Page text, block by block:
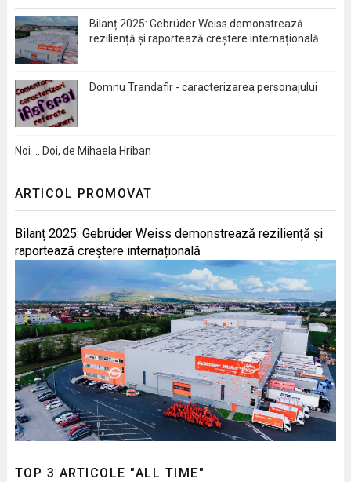
Bilanț 2025: Gebrüder Weiss demonstrează
reziliență și raportează creștere internațională
Domnu Trandafir - caracterizarea personajului
Noi … Doi, de Mihaela Hriban
ARTICOL PROMOVAT
Bilanț 2025: Gebrüder Weiss demonstrează reziliență și
raportează creștere internațională
TOP 3 ARTICOLE "ALL TIME"